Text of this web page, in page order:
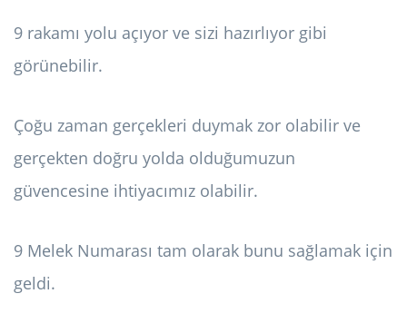
9 rakamı yolu açıyor ve sizi hazırlıyor gibi
görünebilir.
Çoğu zaman gerçekleri duymak zor olabilir ve
gerçekten doğru yolda olduğumuzun
güvencesine ihtiyacımız olabilir.
9 Melek Numarası tam olarak bunu sağlamak için
geldi.